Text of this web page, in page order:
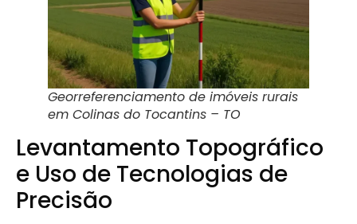
Georreferenciamento de imóveis rurais
em Colinas do Tocantins – TO
Levantamento Topográfico
e Uso de Tecnologias de
Precisão